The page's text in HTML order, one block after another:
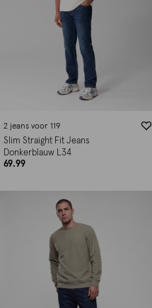
2 jeans voor 119
Slim Straight Fit Jeans
Donkerblauw L34
69.99